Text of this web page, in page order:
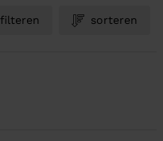
filteren sorteren